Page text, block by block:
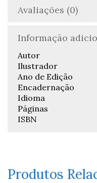
Avaliações (0)
Informação
Autor
Ilustrador
Ano de Edição
Encadernação
Idioma
Páginas
ISBN
Produtos